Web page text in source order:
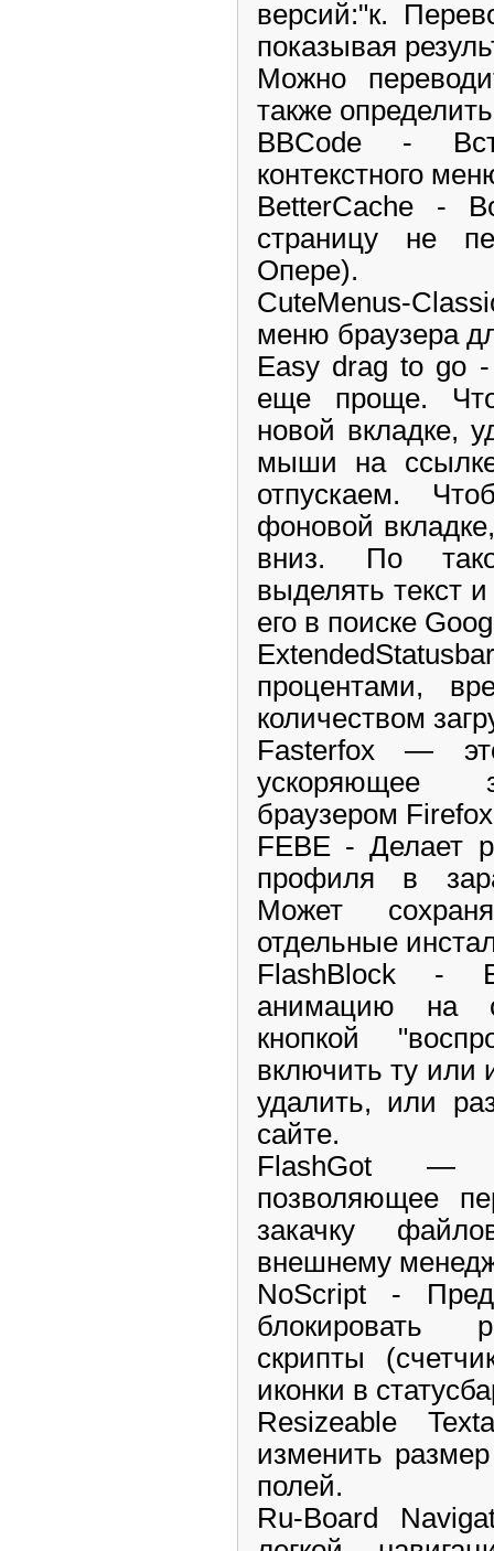
версий:"к.
показывая
Можно
также
BBCode -
контекстного
BetterCache -
страницу не
Опере).
CuteMenus-
меню браузера
Easy drag to go
еще проще.
новой вкладке,
мыши на
отпускаем.
фоновой
вниз. По
выделять текст
его в поиске
процентами,
количеством
Fasterfox —
ускоряющее
браузером Firefox
FEBE - Делает
профиля в
Может
отдельные
FlashBlock -
анимацию на
кнопкой
включить ту
удалить, или
сайте.
FlashGot —
позволяющее
закачку
внешнему
NoScript -
блокировать
скрипты
иконки в
Resizeable
изменить
полей.
Ru-Board